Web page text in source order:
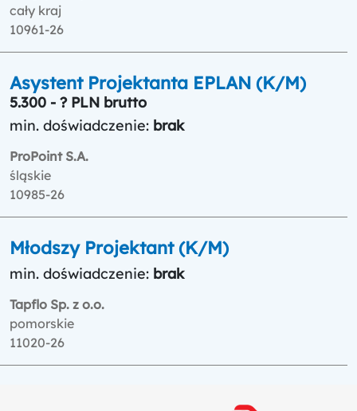
cały kraj
10961-26
Asystent Projektanta EPLAN (K/M)
5.300 - ? PLN brutto
min. doświadczenie: brak
ProPoint S.A.
śląskie
10985-26
Młodszy Projektant (K/M)
min. doświadczenie: brak
Tapflo Sp. z o.o.
pomorskie
11020-26